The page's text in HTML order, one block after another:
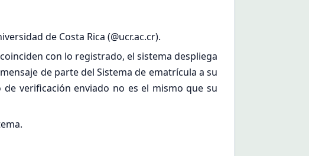
de Costa Rica (@ucr.ac.cr).
con lo registrado, el sistema despliega
mensaje de parte del Sistema de ematrícula a su
verificación enviado no es el mismo que su